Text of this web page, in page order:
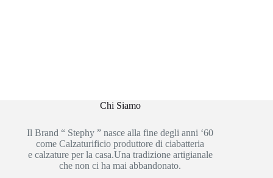
Chi Siamo
Il Brand “ Stephy ” nasce alla fine degli anni ‘60
come Calzaturificio produttore di ciabatteria
e calzature per la casa.Una tradizione artigianale
che non ci ha mai abbandonato.